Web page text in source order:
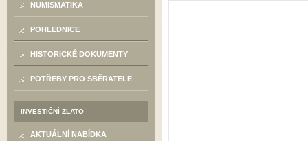
NUMISMATIKA
POHLEDNICE
HISTORICKÉ DOKUMENTY
POTŘEBY PRO SBĚRATELE
INVESTIČNÍ ZLATO
AKTUÁLNÍ NABÍDKA